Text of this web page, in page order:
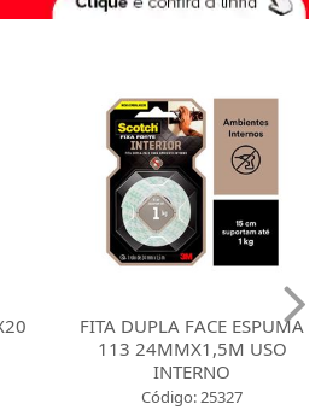
FITA DUPLA FACE ESPUMA
113 24MMX1,5M USO
INTERNO
Código: 25327